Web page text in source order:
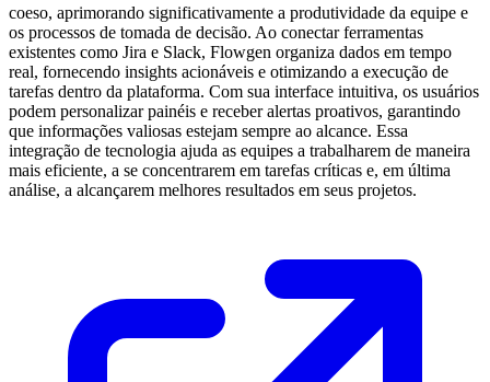
coeso, aprimorando significativamente a produtividade da equipe e
os processos de tomada de decisão. Ao conectar ferramentas
existentes como Jira e Slack, Flowgen organiza dados em tempo
real, fornecendo insights acionáveis e otimizando a execução de
tarefas dentro da plataforma. Com sua interface intuitiva, os usuários
podem personalizar painéis e receber alertas proativos, garantindo
que informações valiosas estejam sempre ao alcance. Essa
integração de tecnologia ajuda as equipes a trabalharem de maneira
mais eficiente, a se concentrarem em tarefas críticas e, em última
análise, a alcançarem melhores resultados em seus projetos.